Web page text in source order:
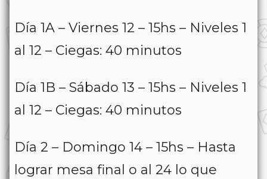
Día 1A – Viernes 12 – 15hs – Niveles 1
al 12 – Ciegas: 40 minutos
Día 1B – Sábado 13 – 15hs – Niveles 1
al 12 – Ciegas: 40 minutos
Día 2 – Domingo 14 – 15hs – Hasta
lograr mesa final o al 24 lo que